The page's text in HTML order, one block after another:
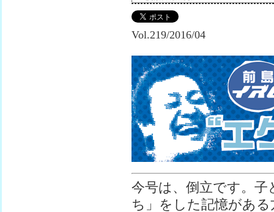
Vol.219/2016/04
今号は、倒立です。
ち」をした記憶があ